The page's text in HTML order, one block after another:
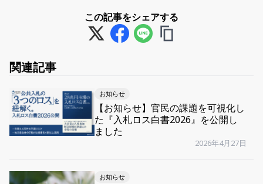
この記事をシェアする
関連記事
お知らせ
【お知らせ】官民の課題を可視化し
た『入札ロス白書2026』を公開し
ました
2026年4月27日
お知らせ